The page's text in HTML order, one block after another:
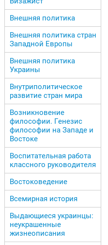
Внешняя политика
Внешняя политика стран
Западной Европы
Внешняя политика
Украины
Внутриполитическое
развитие стран мира
Возникновение
философии. Генезис
философии на Западе и
Востоке
Воспитательная работа
классного руководителя
Востоковедение
Всемирная история
Выдающиеся украинцы:
неукрашенные
жизнеописания